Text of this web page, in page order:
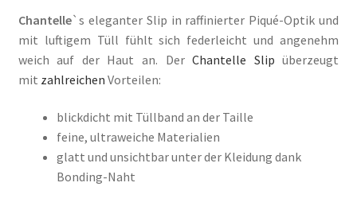
Impresso
Impronta
Informações sobre o envio e formas de pagamento
24,95 €19,95 €.
Chantelle`s eleganter Slip in raffinierter Piqué-Optik und
mit luftigem Tüll fühlt sich federleicht und angenehm
weich auf der Haut an. DerChantelle Slip überzeugt
mit zahlreichen Vorteilen:
blickdicht mit Tüllband an der Taille
feine, ultraweiche Materialien
glatt und unsichtbar unter der Kleidung dank
Bonding-Naht